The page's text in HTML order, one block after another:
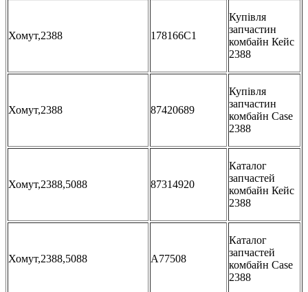
Хомут,2388 178166C1
Купівля
запчастин
комбайн Кейс
2388
Хомут,2388 87420689
Купівля
запчастин
комбайн Case
2388
Хомут,2388,5088 87314920
Каталог
запчастей
комбайн Кейс
2388
Хомут,2388,5088 A77508
Каталог
запчастей
комбайн Case
2388